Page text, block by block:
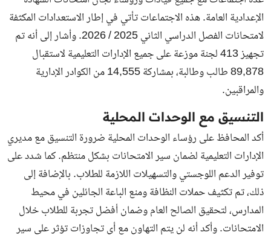
الإعدادية العامة. هذه الاجتماعات تأتي في إطار الاستعدادات المكثفة
لامتحانات الفصل الدراسي الثاني 2025 / 2026. وأشار إلى أنه تم
تجهيز 413 لجنة موزعة على جميع الإدارات التعليمية لاستقبال
89,878 طالب وطالبة، بمشاركة 14,555 من الكوادر الإدارية
والمراقبين.
التنسيق مع الوحدات المحلية
أكد المحافظ على رؤساء الوحدات المحلية ضرورة التنسيق مع مديري
الإدارات التعليمية لضمان سير الامتحانات بشكل منتظم. كما شدد على
توفير الدعم اللوجستي والتسهيلات اللازمة للطلاب. بالإضافة إلى
ذلك، تم تكثيف حملات النظافة ومنع الباعة الجائلين في محيط
المدارس، لتحقيق الصالح العام وضمان أفضل تجربة للطلاب خلال
الامتحانات. وأكد أنه لن يتم التهاون مع أي تجاوزات تؤثر على سير